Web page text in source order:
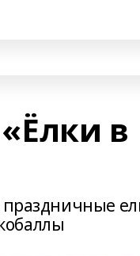
в
праздничные